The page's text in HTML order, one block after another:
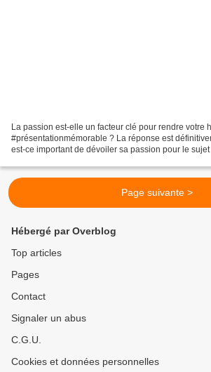
La passion est-elle un facteur clé pour rendre votre
#présentationmémorable ? La réponse est
est-ce important de dévoiler sa passion pour le
Page suivante >
Hébergé par Overblog
Top articles
Pages
Contact
Signaler un abus
C.G.U.
Cookies et données personnelles